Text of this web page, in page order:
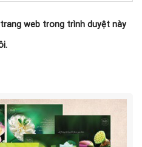
web trong trình duyệt này